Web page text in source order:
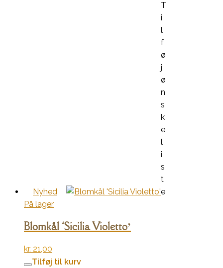
Nyhed
T
i
l
f
ø
j
ø
n
s
k
e
l
i
s
t
e
På lager
Blomkål ‘Sicilia Violetto’
kr. 21,00
Tilføj til kurv